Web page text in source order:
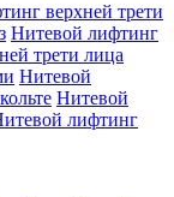
верхней трети
Нитевой лифтинг
трети лица
Нитевой
Нитевой
лифтинг